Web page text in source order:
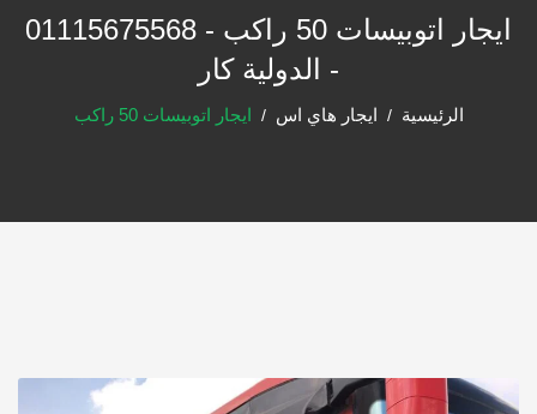
ايجار اتوبيسات 50 راكب - 01115675568
- الدولية كار
الرئيسية ايجار هاي اس ايجار اتوبيسات 50 راكب